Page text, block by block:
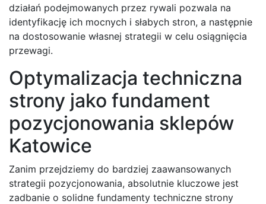
działań podejmowanych przez rywali pozwala na
identyfikację ich mocnych i słabych stron, a następnie
na dostosowanie własnej strategii w celu osiągnięcia
przewagi.
Optymalizacja techniczna
strony jako fundament
pozycjonowania sklepów
Katowice
Zanim przejdziemy do bardziej zaawansowanych
strategii pozycjonowania, absolutnie kluczowe jest
zadbanie o solidne fundamenty techniczne strony